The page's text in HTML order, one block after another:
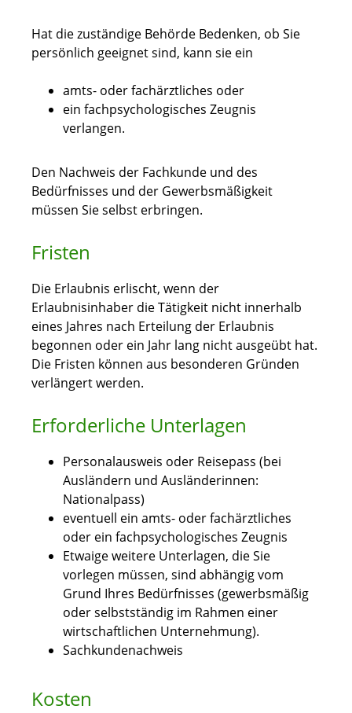
Hat die zuständige Behörde Bedenken, ob Sie
persönlich geeignet sind, kann sie ein
amts- oder fachärztliches oder
ein fachpsychologisches Zeugnis
verlangen.
Den Nachweis der Fachkunde und des
Bedürfnisses und der Gewerbsmäßigkeit
müssen Sie selbst erbringen.
Fristen
Die Erlaubnis erlischt, wenn der
Erlaubnisinhaber die Tätigkeit nicht innerhalb
eines Jahres nach Erteilung der Erlaubnis
begonnen oder ein Jahr lang nicht ausgeübt hat.
Die Fristen können aus besonderen Gründen
verlängert werden.
Erforderliche Unterlagen
Personalausweis oder Reisepass (bei
Ausländern und Ausländerinnen:
Nationalpass)
eventuell ein amts- oder fachärztliches
oder ein fachpsychologisches Zeugnis
Etwaige weitere Unterlagen, die Sie
vorlegen müssen, sind abhängig vom
Grund Ihres Bedürfnisses (gewerbsmäßig
oder selbstständig im Rahmen einer
wirtschaftlichen Unternehmung).
Sachkundenachweis
Kosten